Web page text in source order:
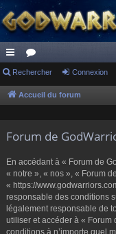
ac
co
ci
or
u
s
Rechercher Connexion
Accueil du forum
Forum de
En accédant à « Forum de
« notre », « nos », « Forum
« https://
responsable des conditions
légalement responsable de
utiliser et accéder à « Forum